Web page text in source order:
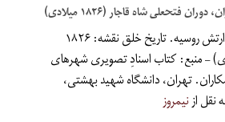
فتحعلی شاه قاجار (۱۸۲۶ میلادی)
آفریننده: ناسکوف، افسر ارتش روسیه. تاریخ خلق نقشه: ۱۸۲۶
خورشیدی) – منبع: کتاب اسنادِ تصویری شهرهای
تهران، دانشگاه شهید بهشتی،
نیمروز